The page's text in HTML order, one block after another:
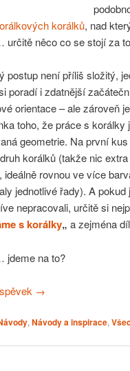
korálků, nad
určitě něco co se stojí za
postup není příliš složitý,
poradí i zdatnější
orientace – ale zároveň
toho, že práce s korálky
geometrie. Na první
korálků (takže nic
ideálně rovnou ve více
jednotlivé řady). A
nepracovali, určitě si
s korálky„ a zejména
jdeme na to?
→
,Návody a inspirace,